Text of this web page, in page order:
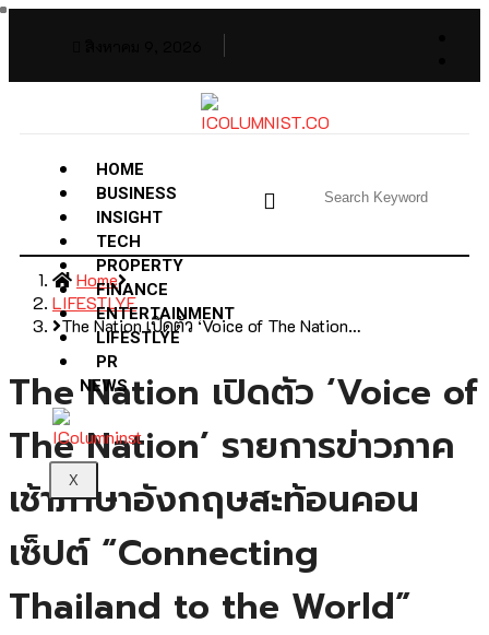
HOME
BUSINESS
INSIGHT
TECH
PROPERTY
FINANCE
ENTERTAINMENT
LIFESTLYE
PR
NEWS
X
Home
LIFESTLYE
The Nation เปิดตัว ‘Voice of The Nation…
The Nation เปิดตัว ‘Voice of
The Nation’ รายการข่าวภาค
เช้าภาษาอังกฤษสะท้อนคอน
เซ็ปต์ “Connecting
Thailand to the World”